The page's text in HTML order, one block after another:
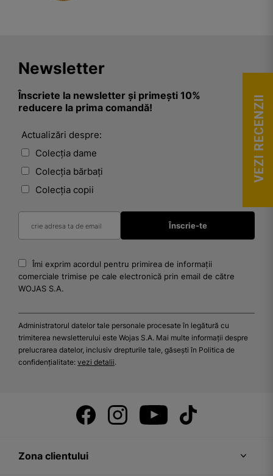
Newsletter
Înscriete la newsletter și primești 10%
reducere la prima comandă!
Actualizări despre:
Colecția dame
Colecția bărbați
Colecția copii
Îmi exprim acordul pentru primirea de informații
comerciale trimise pe cale electronică prin email de către
WOJAS S.A.
Administratorul datelor tale personale procesate în legătură cu
trimiterea newsletterului este Wojas S.A. Mai multe informații despre
prelucrarea datelor, inclusiv drepturile tale, găsești în Politica de
confidențialitate: vezi detalii.
Zona clientului
VEZI RECENZII